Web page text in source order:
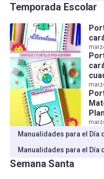
Temporada Escolar
Manualidades para el Día
Manualidades para el Día
Semana Santa